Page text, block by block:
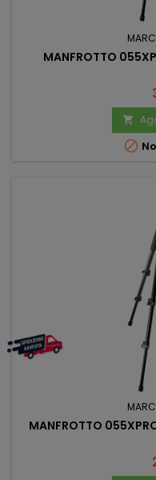
MANFROTTO


MANFROTTO